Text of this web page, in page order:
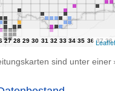
Leaflet
sind unter einer